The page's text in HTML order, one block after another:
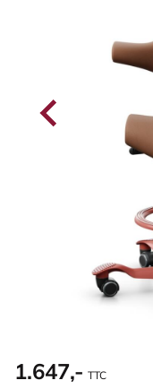
1.647,- TTC